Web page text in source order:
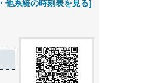
他系統の時刻表を見る]